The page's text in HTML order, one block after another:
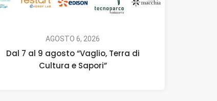
AGOSTO 6, 2026
Dal 7 al 9 agosto “Vaglio, Terra di
Cultura e Sapori”